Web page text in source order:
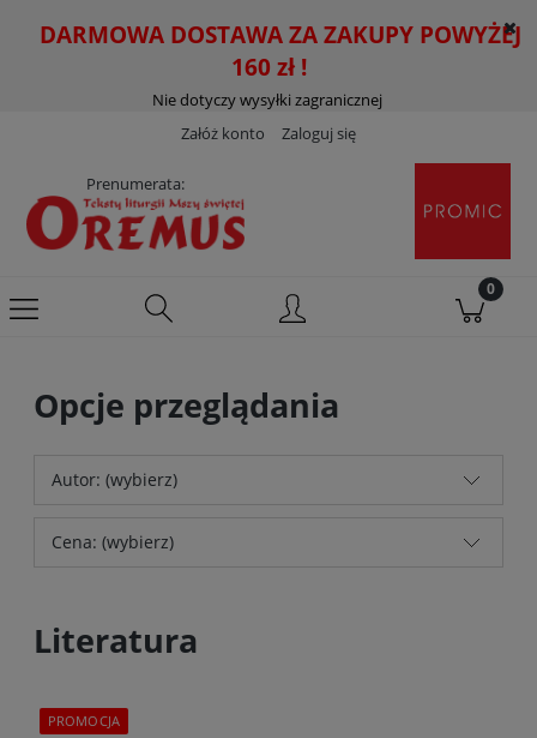
DARMOWA DOSTAWA ZA ZAKUPY POWYŻEJ
160 zł !
Nie dotyczy wysyłki zagranicznej
Załóż konto
Zaloguj się
Prenumerata:
Opcje przeglądania
Autor: (wybierz)
Cena: (wybierz)
Literatura
PROMOCJA